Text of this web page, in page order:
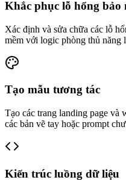
Khắc phục lỗ hổng bảo
Xác định và sửa chữa các lỗ
mềm với logic phòng thủ năng
Tạo mẫu tương tác
Tạo các trang landing page và
các bản vẽ tay hoặc prompt
Kiến trúc luồng dữ liệu